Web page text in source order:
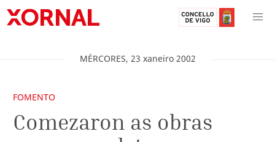
MÉRCORES, 23 xaneiro 2002
FOMENTO
Comezaron as obras